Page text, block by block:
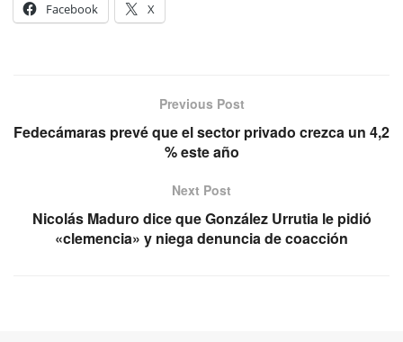
Facebook
X
Previous Post
Fedecámaras prevé que el sector privado crezca un 4,2
% este año
Next Post
Nicolás Maduro dice que González Urrutia le pidió
«clemencia» y niega denuncia de coacción